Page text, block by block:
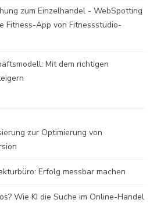
zum Einzelhandel - WebSpotting
Fitness-App von Fitnessstudio-
Mit dem richtigen
zur Optimierung von
Erfolg messbar machen
Wie KI die Suche im Online-Handel